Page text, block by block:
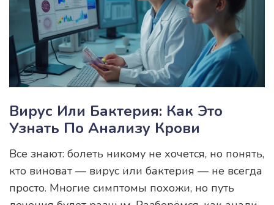
Вирус Или Бактерия: Как Это
Узнать По Анализу Крови
Все знают: болеть никому не хочется, но понять,
кто виноват — вирус или бактерия — не всегда
просто. Многие симптомы похожи, но путь